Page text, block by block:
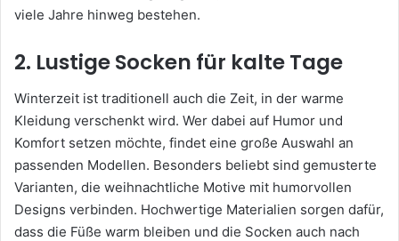
viele Jahre hinweg bestehen.
2. Lustige Socken für kalte Tage
Winterzeit ist traditionell auch die Zeit, in der warme
Kleidung verschenkt wird. Wer dabei auf Humor und
Komfort setzen möchte, findet eine große Auswahl an
passenden Modellen. Besonders beliebt sind gemusterte
Varianten, die weihnachtliche Motive mit humorvollen
Designs verbinden. Hochwertige Materialien sorgen dafür,
dass die Füße warm bleiben und die Socken auch nach